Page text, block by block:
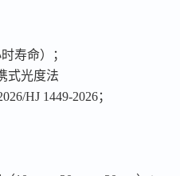
寿命）；
式光度法
HJ 1449-2026；